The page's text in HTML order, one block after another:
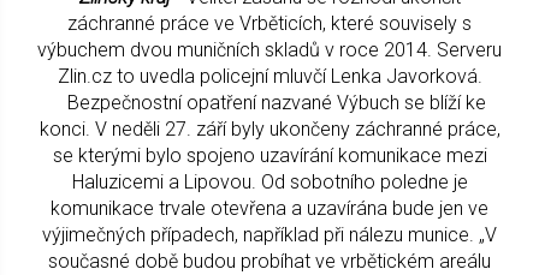
záchranné práce ve Vrběticích, které souvisely s
výbuchem dvou muničních skladů v roce 2014. Serveru
Zlin.cz to uvedla policejní mluvčí Lenka Javorková.
Bezpečnostní opatření nazvané Výbuch se blíží ke
konci. V neděli 27. září byly ukončeny záchranné práce,
se kterými bylo spojeno uzavírání komunikace mezi
Haluzicemi a Lipovou. Od sobotního poledne je
komunikace trvale otevřena a uzavírána bude jen ve
výjimečných případech, například při nálezu munice. „V
současné době budou probíhat ve vrbětickém areálu